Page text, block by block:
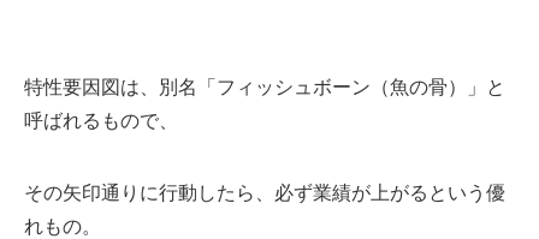
特性要因図は、別名「フィッシュボーン（魚の骨）」と
呼ばれるもので、
その矢印通りに行動したら、必ず業績が上がるという優
れもの。